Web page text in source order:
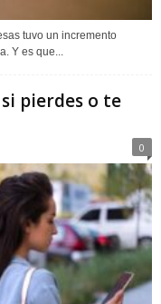
tuvo un incremento
Y es que...
pierdes o te
0